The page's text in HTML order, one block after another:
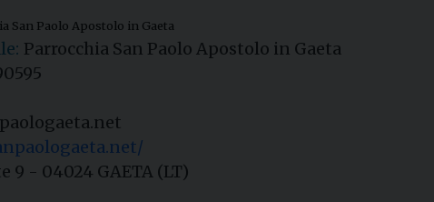
San Paolo Apostolo in Gaeta
Parrocchia San Paolo Apostolo in Gaeta
9 - 04024 GAETA (LT)